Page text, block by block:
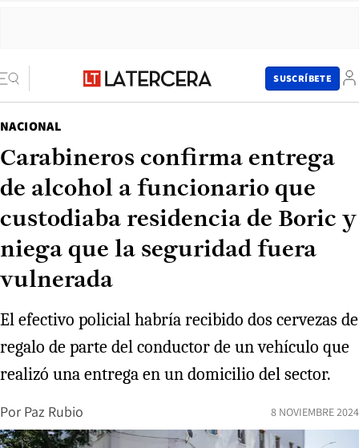
SUSCRÍBETE
NACIONAL
Carabineros confirma entrega
de alcohol a funcionario que
custodiaba residencia de Boric y
niega que la seguridad fuera
vulnerada
El efectivo policial habría recibido dos cervezas de
regalo de parte del conductor de un vehículo que
realizó una entrega en un domicilio del sector.
Por Paz Rubio 8 NOVIEMBRE 2024